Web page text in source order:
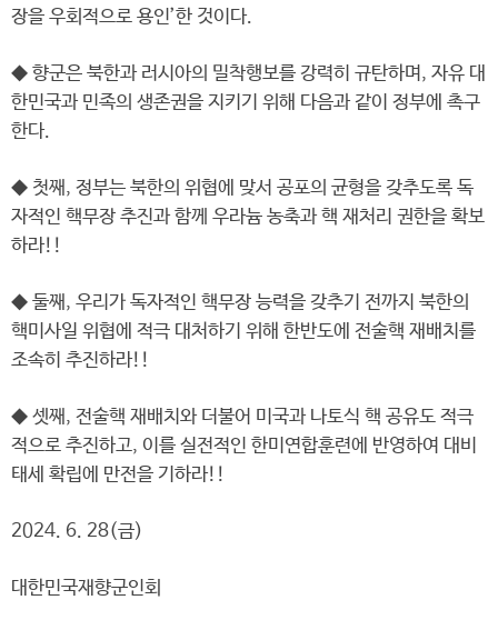
장을 우회적으로 용인’한 것이다.
◆ 향군은 북한과 러시아의 밀착행보를 강력히 규탄하며, 자유 대
한민국과 민족의 생존권을 지키기 위해 다음과 같이 정부에 촉구
한다.
◆ 첫째, 정부는 북한의 위협에 맞서 공포의 균형을 갖추도록 독
자적인 핵무장 추진과 함께 우라늄 농축과 핵 재처리 권한을 확보
하라!!
◆ 둘째, 우리가 독자적인 핵무장 능력을 갖추기 전까지 북한의
핵미사일 위협에 적극 대처하기 위해 한반도에 전술핵 재배치를
조속히 추진하라!!
◆ 셋째, 전술핵 재배치와 더불어 미국과 나토식 핵 공유도 적극
적으로 추진하고, 이를 실전적인 한미연합훈련에 반영하여 대비
태세 확립에 만전을 기하라!!
2024. 6. 28(금)
대한민국재향군인회